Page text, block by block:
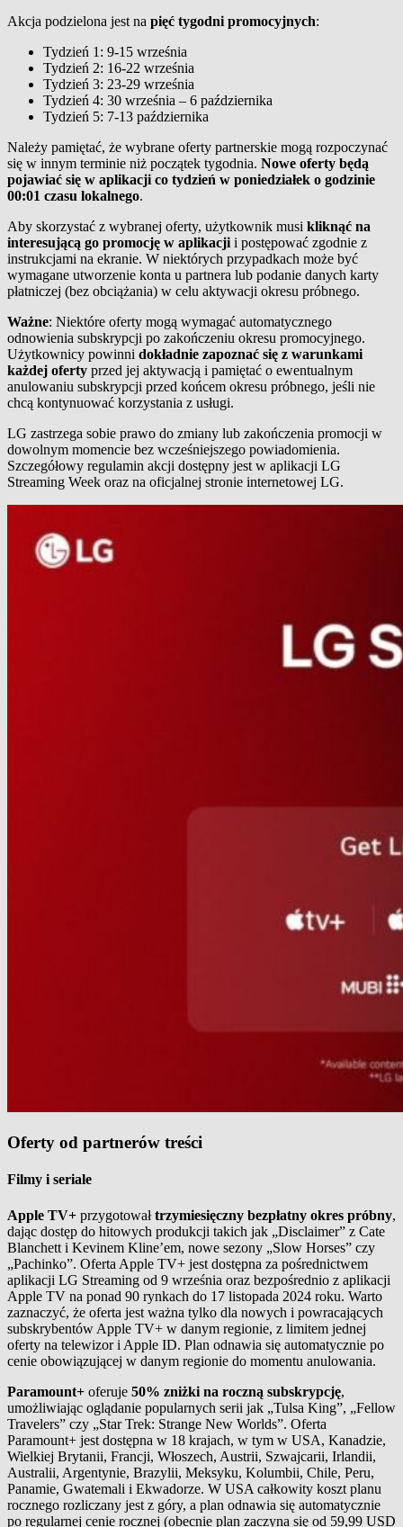
Akcja podzielona jest na pięć tygodni promocyjnych:
Tydzień 1: 9-15 września
Tydzień 2: 16-22 września
Tydzień 3: 23-29 września
Tydzień 4: 30 września – 6 października
Tydzień 5: 7-13 października
Należy pamiętać, że wybrane oferty partnerskie mogą rozpoczynać
się w innym terminie niż początek tygodnia. Nowe oferty będą
pojawiać się w aplikacji co tydzień w poniedziałek o godzinie
00:01 czasu lokalnego.
Aby skorzystać z wybranej oferty, użytkownik musi kliknąć na
interesującą go promocję w aplikacjii postępować zgodnie z
instrukcjami na ekranie. W niektórych przypadkach może być
wymagane utworzenie konta u partnera lub podanie danych karty
płatniczej (bez obciążania) w celu aktywacji okresu próbnego.
Ważne: Niektóre oferty mogą wymagać automatycznego
odnowienia subskrypcji po zakończeniu okresu promocyjnego.
Użytkownicy powinni dokładnie zapoznać się z warunkami
każdej oferty przed jej aktywacją i pamiętać o ewentualnym
anulowaniu subskrypcji przed końcem okresu próbnego, jeśli nie
chcą kontynuować korzystania z usługi.
LG zastrzega sobie prawo do zmiany lub zakończenia promocji w
dowolnym momencie bez wcześniejszego powiadomienia.
Szczegółowy regulamin akcji dostępny jest w aplikacji LG
Streaming Week oraz na oficjalnej stronie internetowej LG.
Oferty od partnerów treści
Filmy i seriale
Apple TV+ przygotowałtrzymiesięczny bezpłatny okres próbny,
dając dostęp do hitowych produkcji takich jak „Disclaimer” z Cate
Blanchett i Kevinem Kline’em, nowe sezony „Slow Horses” czy
„Pachinko”. Oferta Apple TV+ jest dostępna za pośrednictwem
aplikacji LG Streaming od 9 września oraz bezpośrednio z aplikacji
Apple TV na ponad 90 rynkach do 17 listopada 2024 roku. Warto
zaznaczyć, że oferta jest ważna tylko dla nowych i powracających
subskrybentów Apple TV+ w danym regionie, z limitem jednej
oferty na telewizor i Apple ID. Plan odnawia się automatycznie po
cenie obowiązującej w danym regionie do momentu anulowania.
Paramount+ oferuje 50% zniżki na roczną subskrypcję,
umożliwiając oglądanie popularnych serii jak „Tulsa King”, „Fellow
Travelers” czy „Star Trek: Strange New Worlds”. Oferta
Paramount+ jest dostępna w 18 krajach, w tym w USA, Kanadzie,
Wielkiej Brytanii, Francji, Włoszech, Austrii, Szwajcarii, Irlandii,
Australii, Argentynie, Brazylii, Meksyku, Kolumbii, Chile, Peru,
Panamie, Gwatemali i Ekwadorze. W USA całkowity koszt planu
rocznego rozliczany jest z góry, a plan odnawia się automatycznie
po regularnej cenie rocznej (obecnie plan zaczyna się od 59,99 USD